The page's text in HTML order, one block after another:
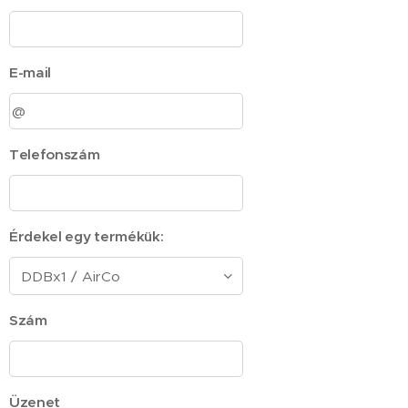
E-mail
Telefonszám
Érdekel egy termékük:
Szám
Üzenet